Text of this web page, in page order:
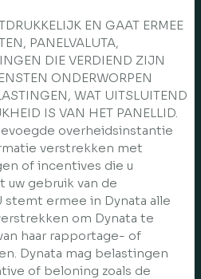
EN GAAT ERMEE
PANELVALUTA,
DIE VERDIEND ZIJN
ONDERWORPEN
WAT UITSLUITEND
IS VAN HET PANELLID.
overheidsinstantie
verstrekken met
of incentives die u
gebruik van de
ermee in Dynata alle
om Dynata te
haar rapportage- of
Dynata mag belastingen
of beloning zoals de